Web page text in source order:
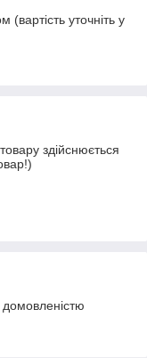
уточніть у
здійснюється